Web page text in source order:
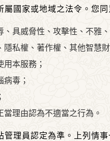
屬國家或地域之法令。您
、具威脅性、攻擊性、不雅
隱私權、著作權、其他智慧
用本服務；
病毒；
當理由認為不適當之行為。
管理員認定為準。上列情事